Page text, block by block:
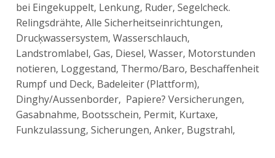
bei Eingekuppelt, Lenkung, Ruder, Segelcheck.
Relingsdrähte, Alle Sicherheitseinrichtungen,
Drucķwassersystem, Wasserschlauch,
Landstromlabel, Gas, Diesel, Wasser, Motorstunden
notieren, Loggestand, Thermo/Baro, Beschaffenheit
Rumpf und Deck, Badeleiter (Plattform),
Dinghy/Aussenborder, Papiere? Versicherungen,
Gasabnahme, Bootsschein, Permit, Kurtaxe,
Funkzulassung, Sicherungen, Anker, Bugstrahl,